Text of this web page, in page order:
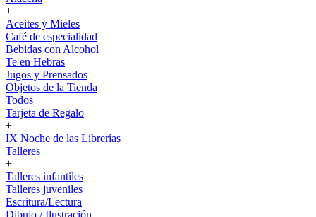
+
Aceites y Mieles
Café de especialidad
Bebidas con Alcohol
Te en Hebras
Jugos y Prensados
Objetos de la Tienda
Todos
Tarjeta de Regalo
+
IX Noche de las Librerías
Talleres
+
Talleres infantiles
Talleres juveniles
Escritura/Lectura
Dibujo / Ilustración